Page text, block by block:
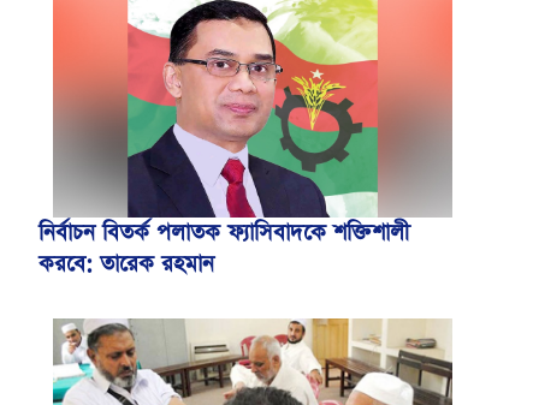
নির্বাচন বিতর্ক পলাতক ফ্যাসিবাদকে শক্তিশালী
করবে: তারেক রহমান